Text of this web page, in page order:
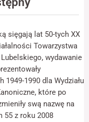
sięgają lat 50-tych XX
Towarzystwa
wydawanie
1949-1990 dla Wydziału
które po
swą nazwę na
55 z roku 2008
nasza strona
podczas
przejścia
nią. Jeśli
te pliki
niektóre
znikną ze